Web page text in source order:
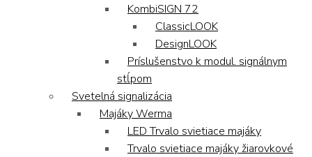
KombiSIGN 72
ClassicLOOK
DesignLOOK
Príslušenstvo k modul. signálnym
stĺpom
Svetelná signalizácia
Majáky Werma
LED Trvalo svietiace majáky
Trvalo svietiace majáky žiarovkové